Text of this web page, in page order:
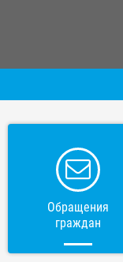
Обращения
граждан